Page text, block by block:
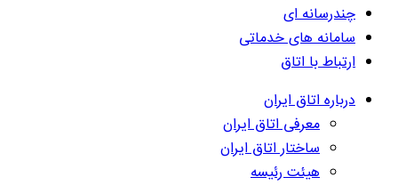
چندرسانه ای
سامانه های خدماتی
ارتباط با اتاق
درباره اتاق ایران
معرفی اتاق ایران
ساختار اتاق ایران
هیئت رئیسه